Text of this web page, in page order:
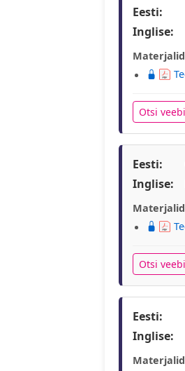
Eesti:
Inglise:
Otsi
Eesti:
Inglise:
Otsi
Eesti:
Inglise: